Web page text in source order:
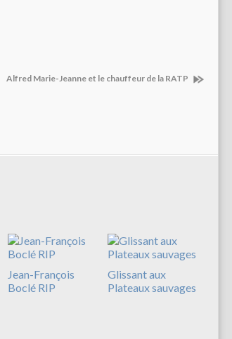
Alfred Marie-Jeanne et le chauffeur de la RATP
Jean-François
Boclé RIP
Glissant aux
Plateaux sauvages